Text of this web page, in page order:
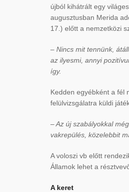
újból kihátrált egy
augusztusban Merida
17.) előtt a nemzetközi
– Nincs mit tennünk,
az ilyesmi, annyi
így.
Kedden egyébként a fél
felülvizsgálatra küldi
– Az új szabályokkal
vakrepülés, közelebbit
A voloszi vb előtt
Államok lehet a
A keret